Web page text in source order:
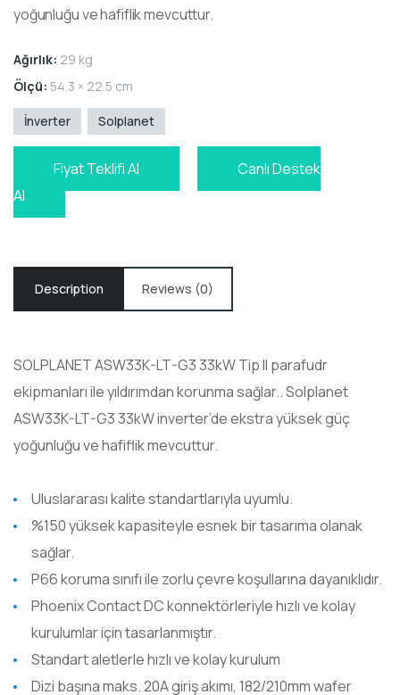
yoğunluğu ve hafiflik mevcuttur.
Ağırlık: 29 kg
Ölçü: 54.3 × 22.5 cm
İnverter Solplanet
Fiyat Teklifi Al
Canlı Destek
Al
Description Reviews (0)
SOLPLANET ASW33K-LT-G3 33kW Tip II parafudr
ekipmanları ile yıldırımdan korunma sağlar.. Solplanet
ASW33K-LT-G3 33kW inverter’de ekstra yüksek güç
yoğunluğu ve hafiflik mevcuttur.
Uluslararası kalite standartlarıyla uyumlu.
%150 yüksek kapasiteyle esnek bir tasarıma olanak
sağlar.
P66 koruma sınıfı ile zorlu çevre koşullarına dayanıklıdır.
Phoenix Contact DC konnektörleriyle hızlı ve kolay
kurulumlar için tasarlanmıştır.
Standart aletlerle hızlı ve kolay kurulum
Dizi başına maks. 20A giriş akımı, 182/210mm wafer